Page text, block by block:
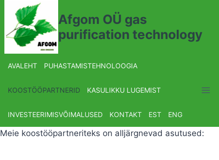
Afgom OÜ gas
purification technology
AVALEHT PUHASTAMISTEHNOLOOGIA
KOOSTÖÖPARTNERID KASULIKKU LUGEMIST
INVESTEERIMISVÕIMALUSED KONTAKT EST ENG
Meie koostööpartneriteks on alljärgnevad asutused: